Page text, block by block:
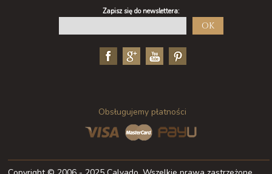
Zapisz się do newslettera:
OK
Obsługujemy płatności